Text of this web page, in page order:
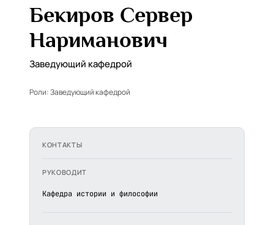
Бекиров Сервер
Нариманович
Заведующий кафедрой
Роли:Заведующий кафедрой
КОНТАКТЫ
РУКОВОДИТ
Кафедра истории и философии